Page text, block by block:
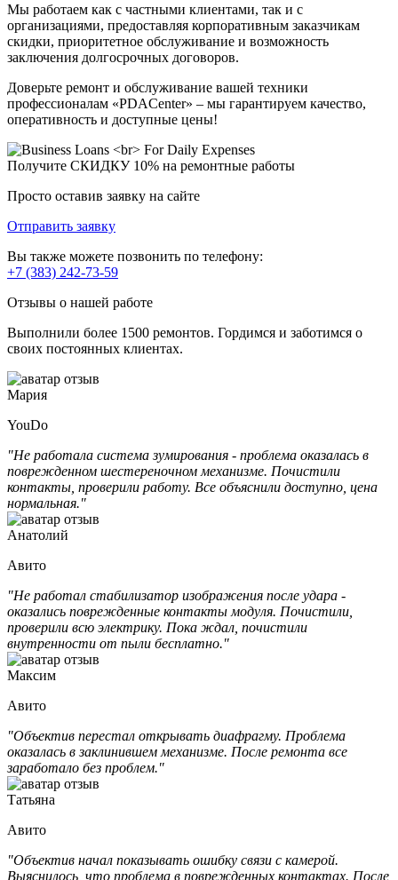
Мы работаем как с частными клиентами, так и с
организациями, предоставляя корпоративным заказчикам
скидки, приоритетное обслуживание и возможность
заключения долгосрочных договоров.
Доверьте ремонт и обслуживание вашей техники
профессионалам «PDACenter» – мы гарантируем качество,
оперативность и доступные цены!
Получите СКИДКУ 10% на ремонтные работы
Просто оставив заявку на сайте
Отправить заявку
Вы также можете позвонить по телефону:
+7 (383) 242-73-59
Отзывы о нашей работе
Выполнили более 1500 ремонтов. Гордимся и заботимся о
своих постоянных клиентах.
Мария
YouDo
"Не работала система зумирования - проблема оказалась в
поврежденном шестереночном механизме. Почистили
контакты, проверили работу. Все объяснили доступно, цена
нормальная."
Анатолий
Авито
"Не работал стабилизатор изображения после удара -
оказались поврежденные контакты модуля. Почистили,
проверили всю электрику. Пока ждал, почистили
внутренности от пыли бесплатно."
Максим
Авито
"Объектив перестал открывать диафрагму. Проблема
оказалась в заклинившем механизме. После ремонта все
заработало без проблем."
Татьяна
Авито
"Объектив начал показывать ошибку связи с камерой.
Выяснилось, что проблема в поврежденных контактах. После